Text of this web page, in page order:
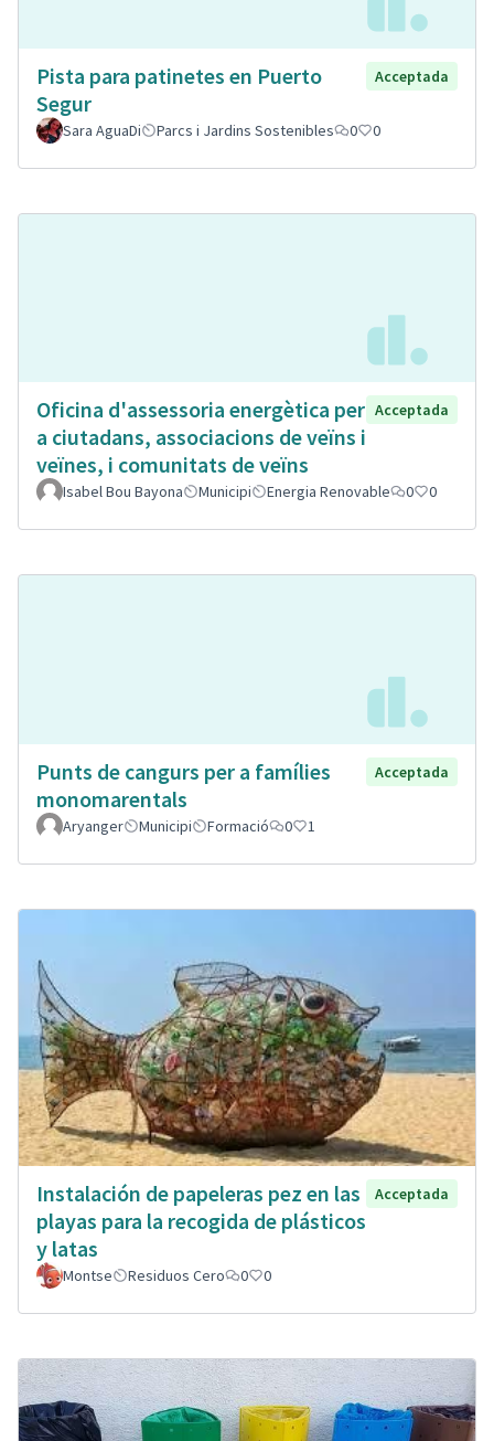
Pista para patinetes en Puerto
Segur
Acceptada
Sara AguaDi Parcs i Jardins Sostenibles 0 0
Oficina d'assessoria energètica per
a ciutadans, associacions de veïns i
veïnes, i comunitats de veïns
Acceptada
Isabel Bou Bayona Municipi Energia Renovable 0 0
Punts de cangurs per a famílies
monomarentals
Acceptada
Aryanger Municipi Formació 0 1
Instalación de papeleras pez en las
playas para la recogida de plásticos
y latas
Acceptada
Montse Residuos Cero 0 0